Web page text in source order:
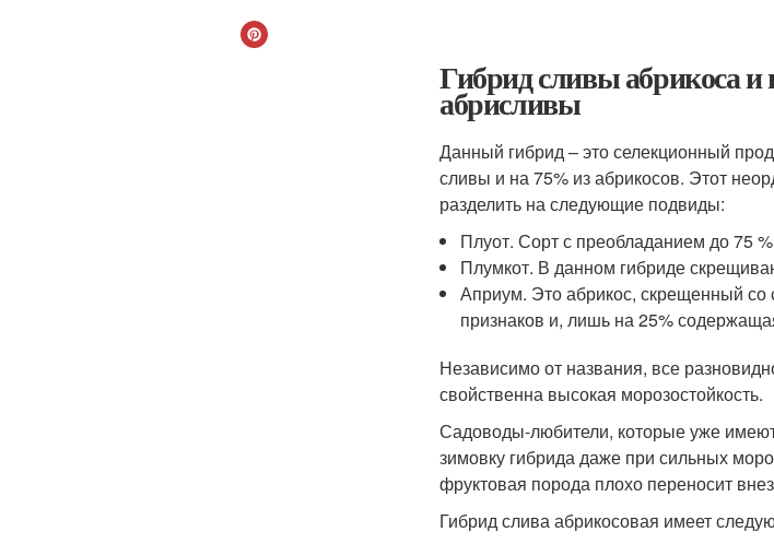
Гибрид сливы абрикоса
абрисливы
Данный гибрид – это селекционный
сливы и на 75% из абрикосов. Этот
разделить на следующие подвиды:
Плуот. Сорт с преобладанием до 75
Плумкот. В данном гибриде
Априум. Это абрикос, скрещенный со
признаков и, лишь на 25%
Независимо от названия, все
свойственна высокая морозостойкость.
Садоводы-любители, которые уже
зимовку гибрида даже при сильных
фруктовая порода плохо переносит
Гибрид слива абрикосовая имеет